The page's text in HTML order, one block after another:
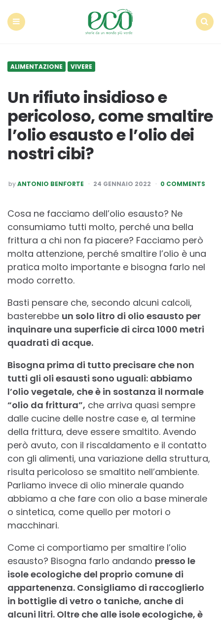
ALIMENTAZIONE VIVERE
Un rifiuto insidioso e
pericoloso, come smaltire
l’olio esausto e l’olio dei
nostri cibi?
POSTED
BY
byANTONIO BENFORTE 24 GENNAIO 2022 0 COMMENTS
Cosa ne facciamo dell’olio esausto? Ne
consumiamo tutti molto, perché una bella
frittura a chi non fa piacere? Facciamo però
molta attenzione, perché smaltire l’olio è una
pratica molto importante e bisogna farlo nel
modo corretto.
Basti pensare che, secondo alcuni calcoli,
basterebbe un solo litro di olio esausto per
inquinare una superficie di circa 1000 metri
quadrati di acque.
Bisogna prima di tutto precisare che non
tutti gli oli esausti sono uguali: abbiamo
l’olio vegetale, che è in sostanza il normale
“olio da frittura”, che arriva quasi sempre
dalle cucine delle nostre case e, al termine
della frittura, deve essere smaltito. Avendo
però avuto, con il riscaldamento e il contatto
con gli alimenti, una variazione della struttura,
risulta pericoloso se smaltito nell’ambiente.
Parliamo invece di olio minerale quando
abbiamo a che fare con olio a base minerale
o sintetica, come quello per motori o
macchinari.
Come ci comportiamo per smaltire l’olio
esausto? Bisogna farlo andando presso le
isole ecologiche del proprio comune di
appartenenza. Consigliamo di raccoglierlo
in bottiglie di vetro o taniche, anche di
alcuni litri. Oltre che alle isole ecologiche, è